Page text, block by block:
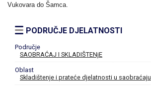
Vukovara do Šamca.
PODRUČJE DJELATNOSTI
Područje
SAOBRAĆAJ I SKLADIŠTENjE
Oblast
Skladištenje i prateće djelatnosti u saobraćaju